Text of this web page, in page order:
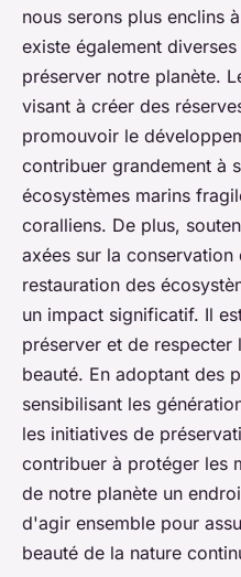
nous serons plus enclins
existe également
préserver notre planète.
visant à créer des
promouvoir le
contribuer grandement à
écosystèmes marins
coralliens. De plus,
axées sur la conservation
restauration des
un impact significatif. Il
préserver et de respecter
beauté. En adoptant des
sensibilisant les
les initiatives de
contribuer à protéger les
de notre planète un
d'agir ensemble pour
beauté de la nature